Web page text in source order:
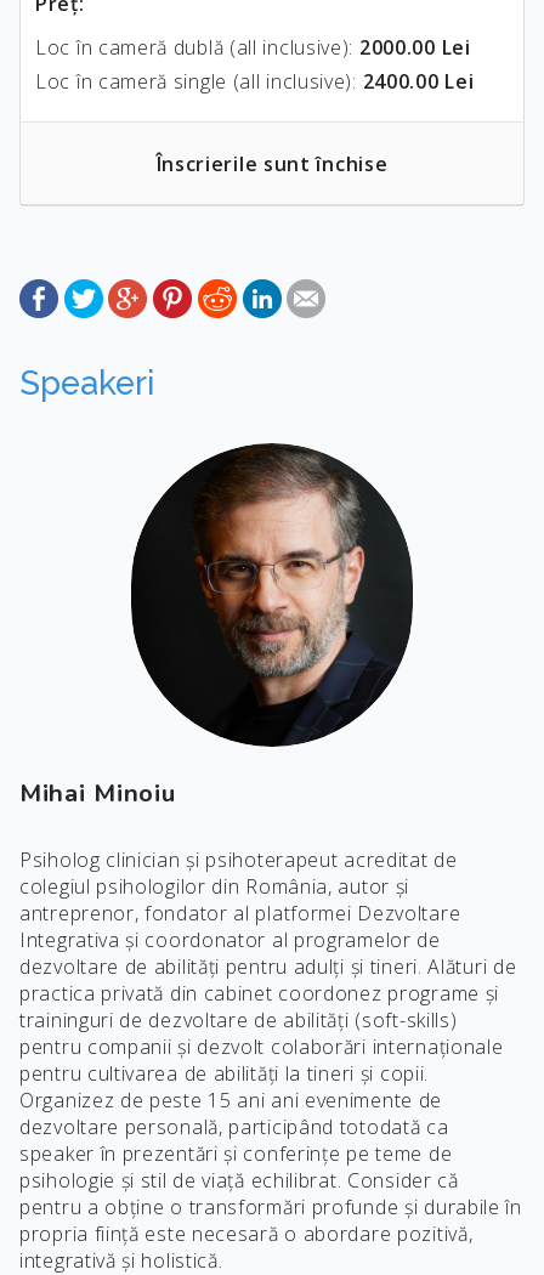
Loc în cameră dublă (all inclusive): 2000.00 Lei
Loc în cameră single (all inclusive): 2400.00 Lei
Înscrierile sunt închise
Speakeri
Mihai Minoiu
Psiholog clinician și psihoterapeut acreditat de
colegiul psihologilor din România, autor și
antreprenor, fondator al platformei Dezvoltare
Integrativa și coordonator al programelor de
dezvoltare de abilități pentru adulți și tineri. Alături de
practica privată din cabinet coordonez programe și
traininguri de dezvoltare de abilități (soft-skills)
pentru companii și dezvolt colaborări internaționale
pentru cultivarea de abilități la tineri și copii.
Organizez de peste 15 ani ani evenimente de
dezvoltare personală, participând totodată ca
speaker în prezentări și conferințe pe teme de
psihologie și stil de viață echilibrat. Consider că
pentru a obține o transformări profunde și durabile în
propria ființă este necesară o abordare pozitivă,
integrativă și holistică.